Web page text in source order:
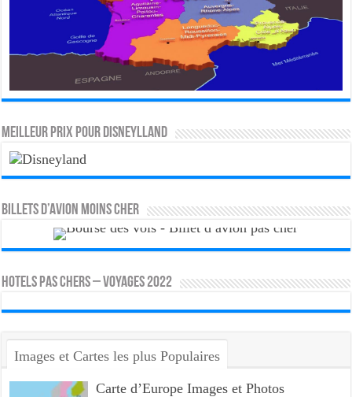
MEILLEUR PRIX POUR DISNEYLLAND
Billets d’avion moins cher
HOTELS PAS CHERS – VOYAGES 2022
Images et Cartes les plus Populaires
Carte d’Europe Images et Photos